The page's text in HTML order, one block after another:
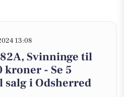
13:08
Svinninge til
kroner - Se 5
i Odsherred